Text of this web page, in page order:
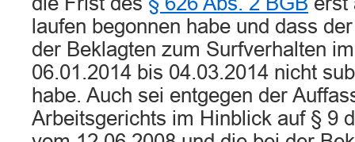
laufen begonnen habe und dass
der Beklagten zum Surfverhalten
06.01.2014 bis 04.03.2014 nicht
habe. Auch sei entgegen der
Arbeitsgerichts im Hinblick auf § 9